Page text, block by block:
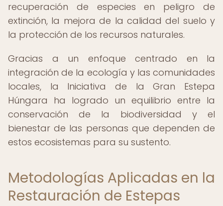
recuperación de especies en peligro de
extinción, la mejora de la calidad del suelo y
la protección de los recursos naturales.
Gracias a un enfoque centrado en la
integración de la ecología y las comunidades
locales, la Iniciativa de la Gran Estepa
Húngara ha logrado un equilibrio entre la
conservación de la biodiversidad y el
bienestar de las personas que dependen de
estos ecosistemas para su sustento.
Metodologías Aplicadas en la
Restauración de Estepas